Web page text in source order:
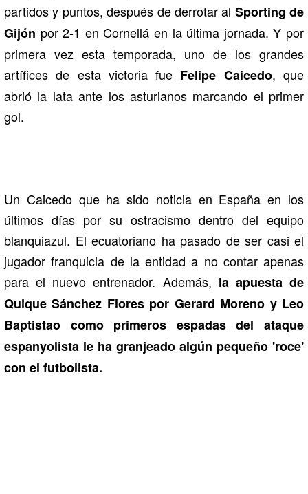
partidos y puntos, después de derrotar al Sporting de
Gijón por 2-1 en Cornellá en la última jornada. Y por
primera vez esta temporada, uno de los grandes
artífices de esta victoria fue Felipe Caicedo, que
abrió la lata ante los asturianos marcando el primer
gol.
Un Caicedo que ha sido noticia en España en los
últimos días por su ostracismo dentro del equipo
blanquiazul. El ecuatoriano ha pasado de ser casi el
jugador franquicia de la entidad a no contar apenas
para el nuevo entrenador. Además, la apuesta de
Quique Sánchez Flores por Gerard Moreno y Leo
Baptistao como primeros espadas del ataque
espanyolista le ha granjeado algún pequeño 'roce'
con el futbolista.